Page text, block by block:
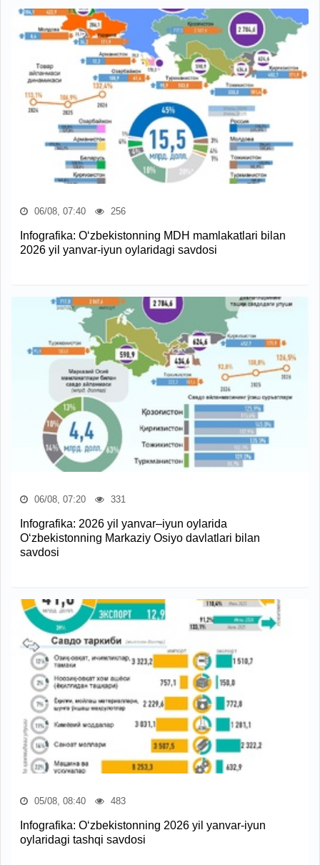
06/08, 07:40 256
Infografika: O‘zbekistonning MDH mamlakatlari bilan
2026 yil yanvar-iyun oylaridagi savdosi
06/08, 07:20 331
Infografika: 2026 yil yanvar–iyun oylarida
O‘zbekistonning Markaziy Osiyo davlatlari bilan
savdosi
05/08, 08:40 483
Infografika: O‘zbekistonning 2026 yil yanvar-iyun
oylaridagi tashqi savdosi